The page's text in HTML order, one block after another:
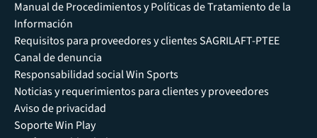
Manual de Procedimientos y Políticas de Tratamiento de la
Información
Requisitos para proveedores y clientes SAGRILAFT-PTEE
Canal de denuncia
Responsabilidad social Win Sports
Noticias y requerimientos para clientes y proveedores
Aviso de privacidad
Soporte Win Play